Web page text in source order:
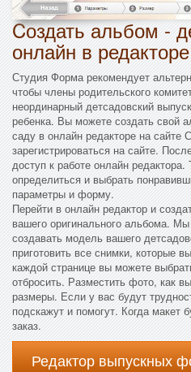
Cоздать альбом -
онлайн в
Студия Форма рекомендует
чтобы члены родительского
неординарный детсадовский
ребенка. Вы можете создать свой
саду в онлайн редакторе на сайте
зарегистрироваться на сайте.
доступ к работе онлайн
определиться и выбрать
параметры и форму.
Перейти в онлайн редактор и
вашего оригинального альбома.
создавать модель вашего
приготовить все снимки, которые
каждой странице вы можете
отбросить. Разместить фото, как
размеры. Если у вас будут
подскажут и помогут. Когда макет
заказ.
Редактор выпускных